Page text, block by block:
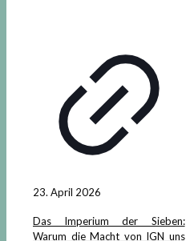
23. April 2026
Das Imperium der Sieben:
Warum die Macht von IGN uns